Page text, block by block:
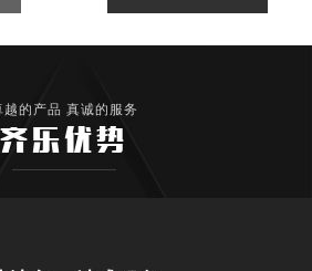
越的产品 真诚的服务
齐乐优势